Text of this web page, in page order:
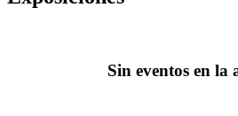
Sin eventos en la